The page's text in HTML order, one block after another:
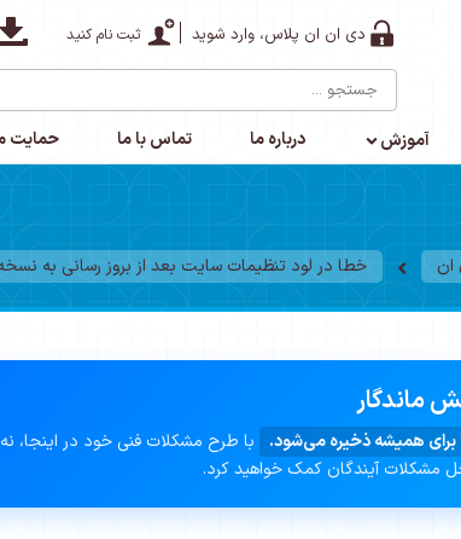
دی ان ان پلاس، وارد شوید ثبت نام کنید
آموزش درباره ما تماس با ما حمایت
ان خطا در لود تنظیمات سایت بعد از بروز رسانی به نسخه
ماندگار
همیشه ذخیره می‌شود.
با طرح مشکلات فنی خود در اینجا،
حل مشکلات آیندگان کمک خواهید کرد.